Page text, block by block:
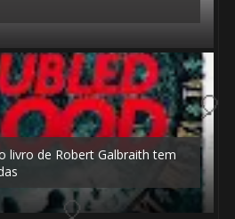
livro de Robert Galbraith tem
🎂